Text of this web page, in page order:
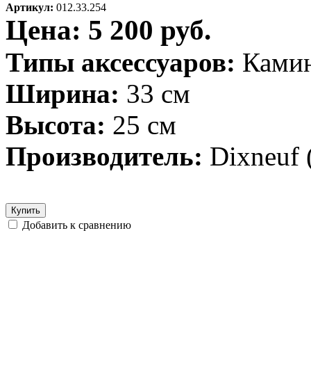
Артикул: 012.33.254
Цена: 5 200 руб.
Типы аксессуаров:
Ширина: 33 см
Высота: 25 см
Производитель: Dixneuf
Купить
Добавить к сравнению